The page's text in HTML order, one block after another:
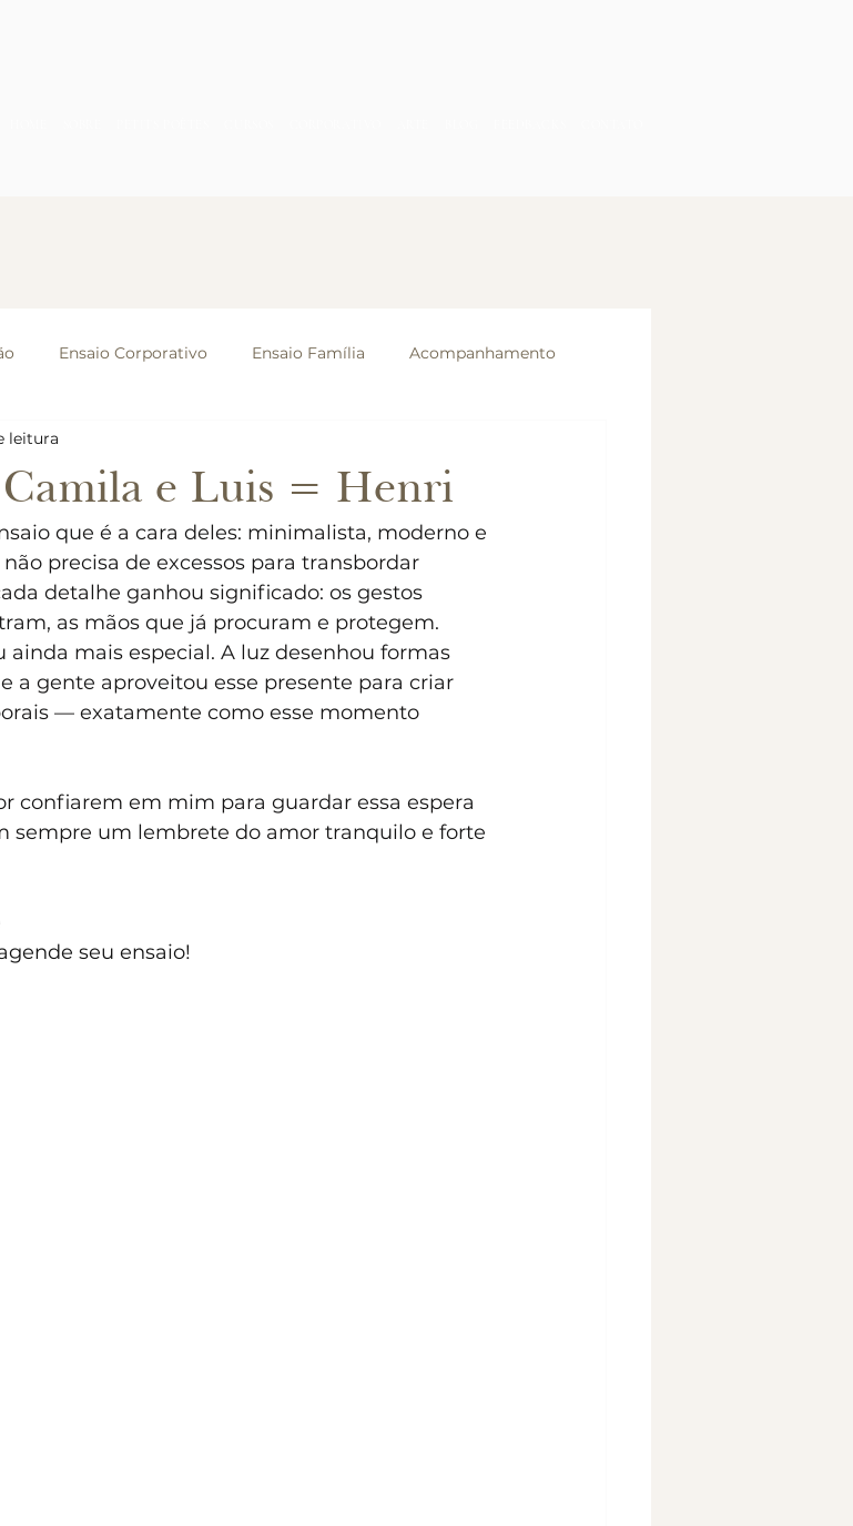
Ensaio Corporativo Ensaio Família Acompanhamento
Ensaio Casal
Camila e Luis = Henri
leitura
que é a cara deles: minimalista, moderno e
precisa de excessos para transbordar
detalhe ganhou significado: os gestos
as mãos que já procuram e protegem.
ainda mais especial. A luz desenhou formas
a gente aproveitou esse presente para criar
— exatamente como esse momento
confiarem em mim para guardar essa espera
sempre um lembrete do amor tranquilo e forte
seu ensaio!